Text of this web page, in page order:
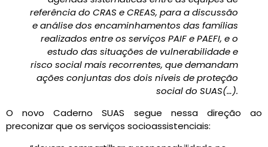
referência do CRAS e CREAS, para a discussão
e análise dos encaminhamentos das famílias
realizados entre os serviços PAIF e PAEFI, e o
estudo das situações de vulnerabilidade e
risco social mais recorrentes, que demandam
ações conjuntas dos dois níveis de proteção
social do SUAS(…).
O novo Caderno SUAS segue nessa direção ao
preconizar que os serviços socioassistenciais: